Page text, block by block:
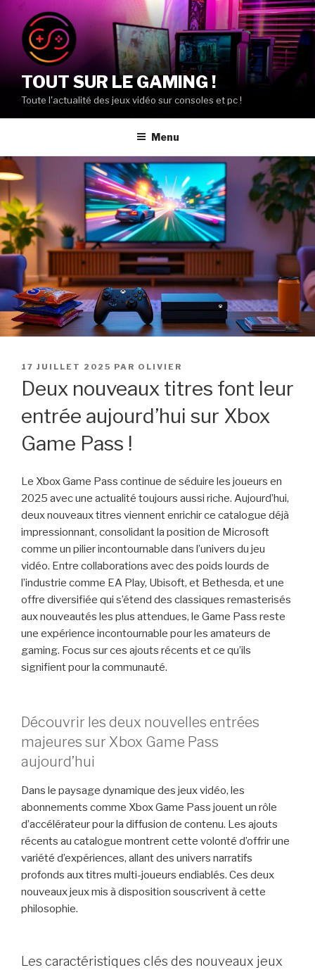
contenu
principal
TOUT SUR LE GAMING !
Toute l'actualité des jeux vidéo sur consoles et pc !
Menu
PUBLIÉ
17 JUILLET 2025 PAR OLIVIER
Deux nouveaux titres font leur
entrée aujourd’hui sur Xbox
Game Pass !
Le Xbox Game Pass continue de séduire les joueurs en
2025 avec une actualité toujours aussi riche. Aujourd’hui,
deux nouveaux titres viennent enrichir ce catalogue déjà
impressionnant, consolidant la position de Microsoft
comme un pilier incontournable dans l’univers du jeu
vidéo. Entre collaborations avec des poids lourds de
l’industrie comme EA Play, Ubisoft, et Bethesda, et une
offre diversifiée qui s’étend des classiques remasterisés
aux nouveautés les plus attendues, le Game Pass reste
une expérience incontournable pour les amateurs de
gaming. Focus sur ces ajouts récents et ce qu’ils
signifient pour la communauté.
Découvrir les deux nouvelles entrées
majeures sur Xbox Game Pass
aujourd’hui
Dans le paysage dynamique des jeux vidéo, les
abonnements comme Xbox Game Pass jouent un rôle
d’accélérateur pour la diffusion de contenu. Les ajouts
récents au catalogue montrent cette volonté d’offrir une
variété d’expériences, allant des univers narratifs
profonds aux titres multi-joueurs endiablés. Ces deux
nouveaux jeux mis à disposition souscrivent à cette
philosophie.
Les caractéristiques clés des nouveaux jeux